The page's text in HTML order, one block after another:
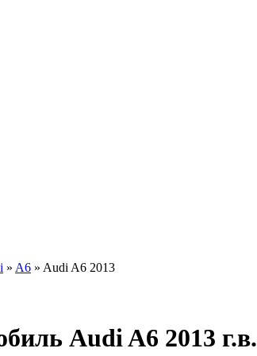
» A6 » Audi A6 2013
Audi A6 2013 г.в.